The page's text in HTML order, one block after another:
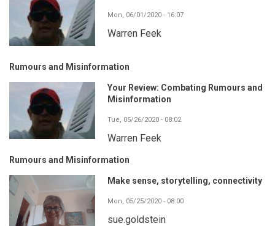
Mon, 06/01/2020 - 16:07
Warren Feek
Rumours and Misinformation
Your Review: Combating Rumours and
Misinformation
Tue, 05/26/2020 - 08:02
Warren Feek
Rumours and Misinformation
Make sense, storytelling, connectivity
Mon, 05/25/2020 - 08:00
sue.goldstein